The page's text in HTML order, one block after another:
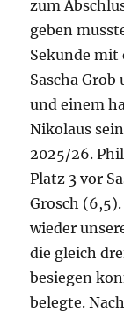
zum
geben
Sekunde mit
Sascha
und einem
Nikolaus
2025/26.
Platz 3 vor
Grosch
wieder
die gleich
besiegen
belegte.